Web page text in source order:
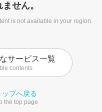
せん。
is not available in your region.
サービス一覧
contents
ップへ戻る
the top page